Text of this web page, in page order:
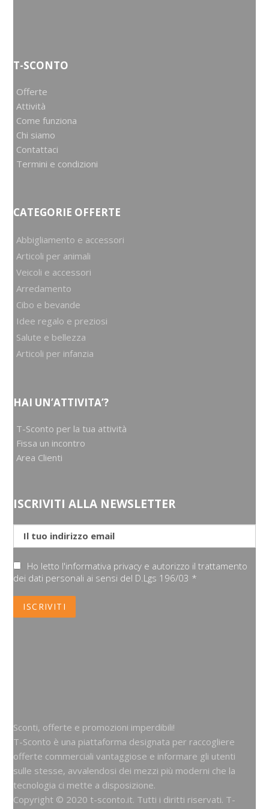
T-SCONTO
Offerte
Attività
Come funziona
Chi siamo
Contattaci
Termini e condizioni
CATEGORIE OFFERTE
Abbigliamento e accessori
Articoli per animali
Veicoli e accessori
Arredamento
Cibo e bevande
Idee regalo e preziosi
Salute e bellezza
Articoli per infanzia
HAI UN’ATTIVITA’?
T-Sconto per la tua attività
Fissa un incontro
Area Clienti
ISCRIVITI ALLA NEWSLETTER
Ho letto l'informativa privacy e autorizzo il trattamento
dei dati personali ai sensi del D.Lgs 196/03 *
Sconti, offerte e promozioni imperdibili!
T-Sconto è una piattaforma designata per raccogliere
offerte commerciali vantaggiose e informare gli utenti
sulle stesse, avvalendosi dei mezzi più moderni che la
tecnologia ci mette a disposizione.
Copyright © 2020 t-sconto.it. Tutti i diritti riservati. T-